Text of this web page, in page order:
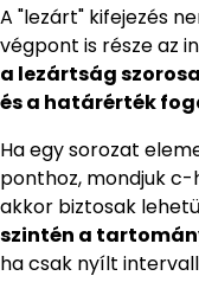
A "lezárt" kifejezés
végpont is része az
a lezártság
és a határérték
Ha egy sorozat
ponthoz, mondjuk c-
akkor biztosak
szintén a
ha csak nyílt